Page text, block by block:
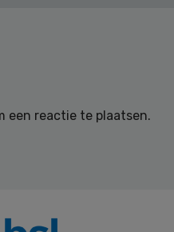
een reactie te plaatsen.